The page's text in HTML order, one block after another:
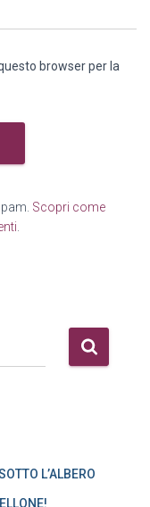
browser per la
Scopri come
L’ALBERO